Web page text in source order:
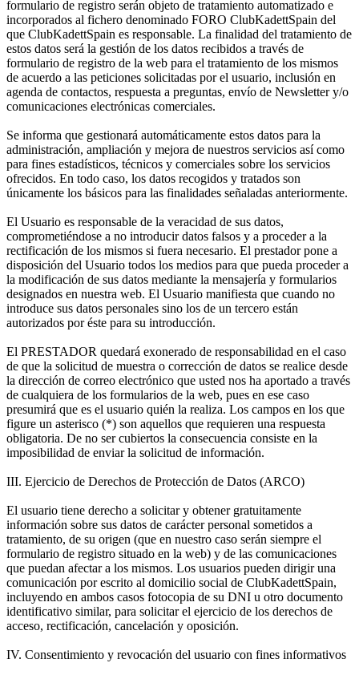
formulario de registro serán objeto de tratamiento automatizado e
incorporados al fichero denominado FORO ClubKadettSpain del
que ClubKadettSpain es responsable. La finalidad del tratamiento de
estos datos será la gestión de los datos recibidos a través de
formulario de registro de la web para el tratamiento de los mismos
de acuerdo a las peticiones solicitadas por el usuario, inclusión en
agenda de contactos, respuesta a preguntas, envío de Newsletter y/o
comunicaciones electrónicas comerciales.
Se informa que gestionará automáticamente estos datos para la
administración, ampliación y mejora de nuestros servicios así como
para fines estadísticos, técnicos y comerciales sobre los servicios
ofrecidos. En todo caso, los datos recogidos y tratados son
únicamente los básicos para las finalidades señaladas anteriormente.
El Usuario es responsable de la veracidad de sus datos,
comprometiéndose a no introducir datos falsos y a proceder a la
rectificación de los mismos si fuera necesario. El prestador pone a
disposición del Usuario todos los medios para que pueda proceder a
la modificación de sus datos mediante la mensajería y formularios
designados en nuestra web. El Usuario manifiesta que cuando no
introduce sus datos personales sino los de un tercero están
autorizados por éste para su introducción.
El PRESTADOR quedará exonerado de responsabilidad en el caso
de que la solicitud de muestra o corrección de datos se realice desde
la dirección de correo electrónico que usted nos ha aportado a través
de cualquiera de los formularios de la web, pues en ese caso
presumirá que es el usuario quién la realiza. Los campos en los que
figure un asterisco (*) son aquellos que requieren una respuesta
obligatoria. De no ser cubiertos la consecuencia consiste en la
imposibilidad de enviar la solicitud de información.
III. Ejercicio de Derechos de Protección de Datos (ARCO)
El usuario tiene derecho a solicitar y obtener gratuitamente
información sobre sus datos de carácter personal sometidos a
tratamiento, de su origen (que en nuestro caso serán siempre el
formulario de registro situado en la web) y de las comunicaciones
que puedan afectar a los mismos. Los usuarios pueden dirigir una
comunicación por escrito al domicilio social de ClubKadettSpain,
incluyendo en ambos casos fotocopia de su DNI u otro documento
identificativo similar, para solicitar el ejercicio de los derechos de
acceso, rectificación, cancelación y oposición.
IV. Consentimiento y revocación del usuario con fines informativos